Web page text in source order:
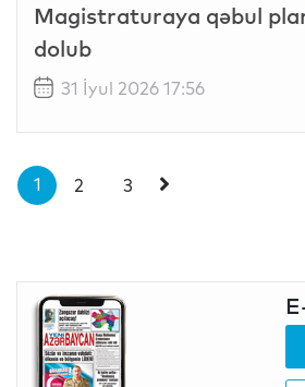
Magistraturaya qəbul
dolub
31 İyul 2026 17:56
1 2 3